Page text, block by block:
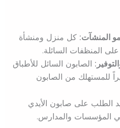
المنشآت:كل منزل ومنشأة
المنظفات السائلة.
الصابون السائل للأطباق
للمستهلك من الصابون
الطلب على صابون الأيدي
المؤسسات والمدارس.